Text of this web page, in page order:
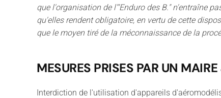
que l'organisation de l'"Enduro des B." n'entraîne
qu'elles rendent obligatoire, en vertu de cette
que le moyen tiré de la méconnaissance de la
MESURES PRISES PAR UN
Interdiction de l'utilisation d'appareils